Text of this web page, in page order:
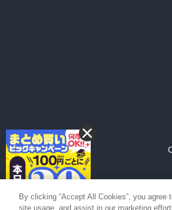
By clicking “Accept All Cookies”, you
site usage, and assist in our marketing